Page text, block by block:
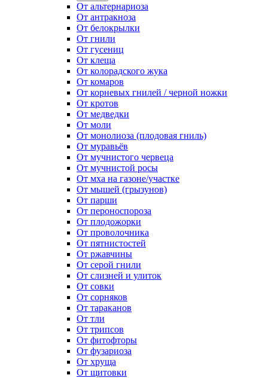
От альтернариоза
От антракноза
От белокрылки
От гнили
От гусениц
От клеща
От колорадского жука
От комаров
От корневых гнилей / черной ножки
От кротов
От медведки
От моли
От монолиоза (плодовая гниль)
От муравьёв
От мучнистого червеца
От мучнистой росы
От мха на газоне/участке
От мышей (грызунов)
От парши
От пероноспороза
От плодожорки
От проволочника
От пятнистостей
От ржавчины
От серой гнили
От слизней и улиток
От совки
От сорняков
От тараканов
От тли
От трипсов
От фитофторы
От фузариоза
От хруща
От щитовки